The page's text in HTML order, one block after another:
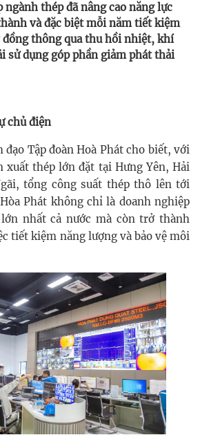
thép đã nâng cao năng lực
và đặc biệt mỗi năm tiết kiệm
thông qua thu hồi nhiệt, khí
sử dụng góp phần giảm phát thải
chủ điện
đạo Tập đoàn Hoà Phát cho biết, với
xuất thép lớn đặt tại Hưng Yên, Hải
tổng công suất thép thô lên tới
Phát không chỉ là doanh nghiệp
nhất cả nước mà còn trở thành
tiết kiệm năng lượng và bảo vệ môi